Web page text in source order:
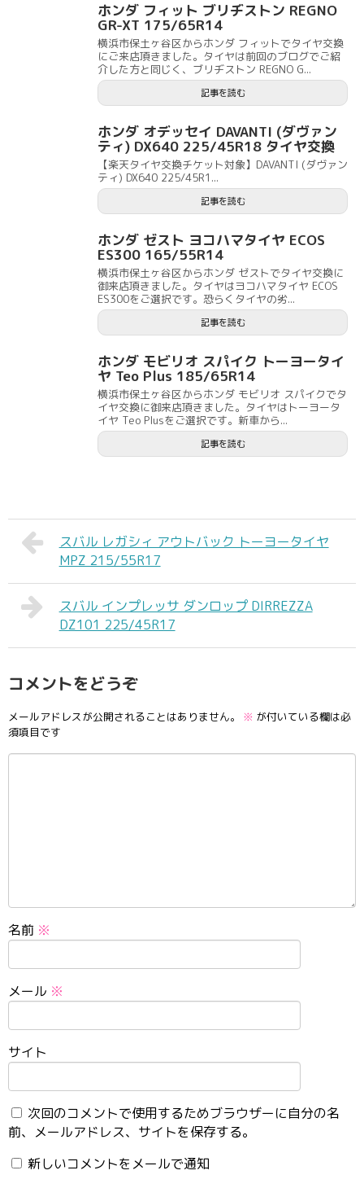
ホンダ フィット ブリヂストン REGNO
GR-XT 175/65R14
横浜市保土ヶ谷区からホンダ フィットでタイヤ交換
にご来店頂きました。タイヤは前回のブログでご紹
介した方と同じく、ブリヂストン REGNO G...
記事を読む
ホンダ オデッセイ DAVANTI (ダヴァン
ティ) DX640 225/45R18 タイヤ交換
【楽天タイヤ交換チケット対象】DAVANTI (ダヴァン
ティ) DX640 225/45R1...
記事を読む
ホンダ ゼスト ヨコハマタイヤ ECOS
ES300 165/55R14
横浜市保土ヶ谷区からホンダ ゼストでタイヤ交換に
御来店頂きました。タイヤはヨコハマタイヤ ECOS
ES300をご選択です。恐らくタイヤの劣...
記事を読む
ホンダ モビリオ スパイク トーヨータイ
ヤ Teo Plus 185/65R14
横浜市保土ヶ谷区からホンダ モビリオ スパイクでタ
イヤ交換に御来店頂きました。タイヤはトーヨータ
イヤ Teo Plusをご選択です。新車から...
記事を読む
スバル レガシィ アウトバック トーヨータイヤ
MPZ 215/55R17
スバル インプレッサ ダンロップ DIRREZZA
DZ101 225/45R17
コメントをどうぞ
メールアドレスが公開されることはありません。 ※ が付いている欄は必
須項目です
名前 ※
メール ※
サイト
次回のコメントで使用するためブラウザーに自分の名
前、メールアドレス、サイトを保存する。
新しいコメントをメールで通知